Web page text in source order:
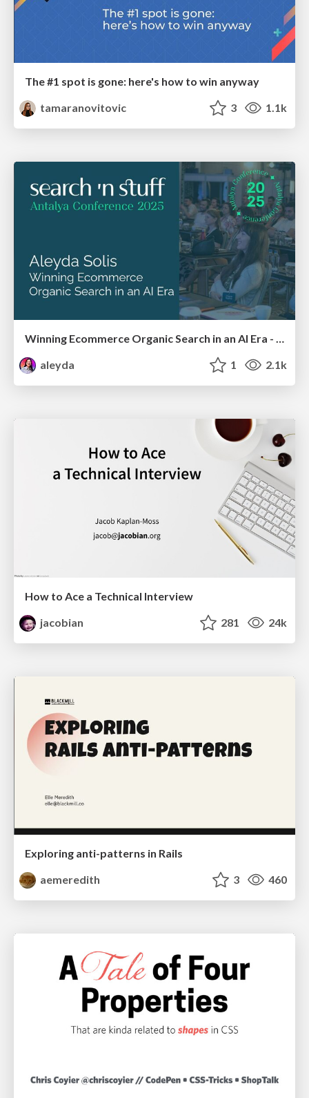
The #1 spot is gone: here's how to win anyway
tamaranovitovic
3 1.1k
Winning Ecommerce Organic Search in an AI Era - #searchnstuff2025
aleyda
1 2.1k
How to Ace a Technical Interview
jacobian
281 24k
Exploring anti-patterns in Rails
aemeredith
3 460